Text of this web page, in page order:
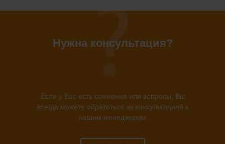
Нужна консультация?
Если у Вас есть сомнения или вопросы, Вы
всегда можете обратиться за консультацией к
нашим менеджерам